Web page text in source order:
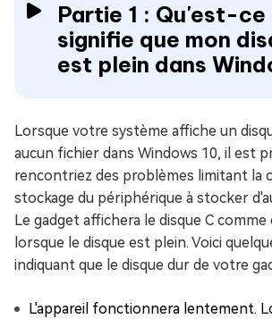
Partie 1 : Qu'est-ce
signifie que mon
est plein dans
Lorsque votre système affiche un
aucun fichier dans Windows 10, il est
rencontriez des problèmes limitant la
stockage du périphérique à stocker
Le gadget affichera le disque C
lorsque le disque est plein. Voici
indiquant que le disque dur de votre
L'appareil fonctionnera lentement.